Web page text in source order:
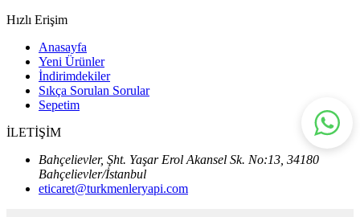
Hızlı Erişim
Anasayfa
Yeni Ürünler
İndirimdekiler
Sıkça Sorulan Sorular
Sepetim
İLETİŞİM
Bahçelievler, Şht. Yaşar Erol Akansel Sk. No:13, 34180
Bahçelievler/İstanbul
eticaret@turkmenleryapi.com